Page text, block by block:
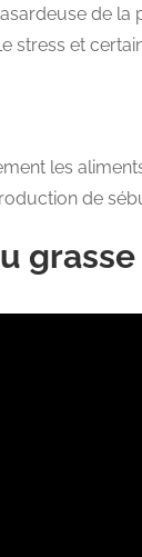
de
stress et
les
de
grasse